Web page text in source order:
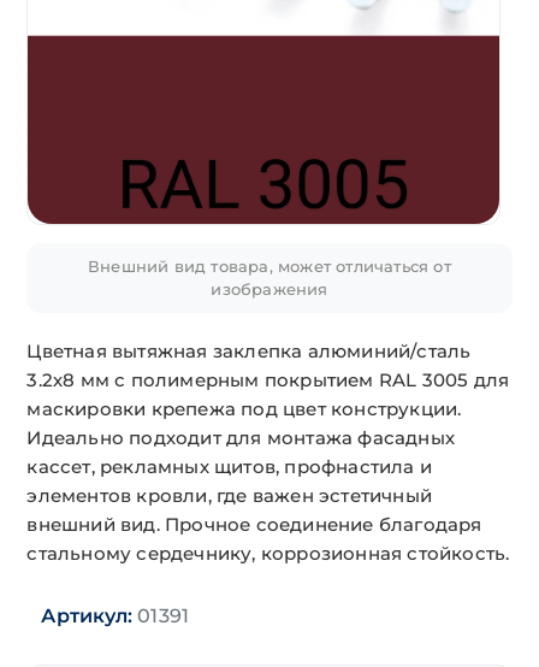
Внешний вид товара, может отличаться от
изображения
Цветная вытяжная заклепка алюминий/сталь
3.2х8 мм с полимерным покрытием RAL 3005 для
маскировки крепежа под цвет конструкции.
Идеально подходит для монтажа фасадных
кассет, рекламных щитов, профнастила и
элементов кровли, где важен эстетичный
внешний вид. Прочное соединение благодаря
стальному сердечнику, коррозионная стойкость.
Артикул: 01391